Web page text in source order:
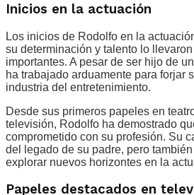
Inicios en la actuación
Los inicios de Rodolfo en la
su determinación y talento lo
importantes. A pesar de ser hijo de
ha trabajado arduamente para forjar
industria del entretenimiento.
Desde sus primeros papeles en
televisión, Rodolfo ha demostrado
comprometido con su profesión. Su
del legado de su padre, pero
explorar nuevos horizontes en la
Papeles destacados en